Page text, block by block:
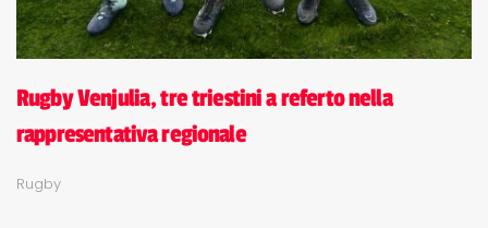
Rugby Venjulia, tre triestini a referto nella
rappresentativa regionale
Rugby